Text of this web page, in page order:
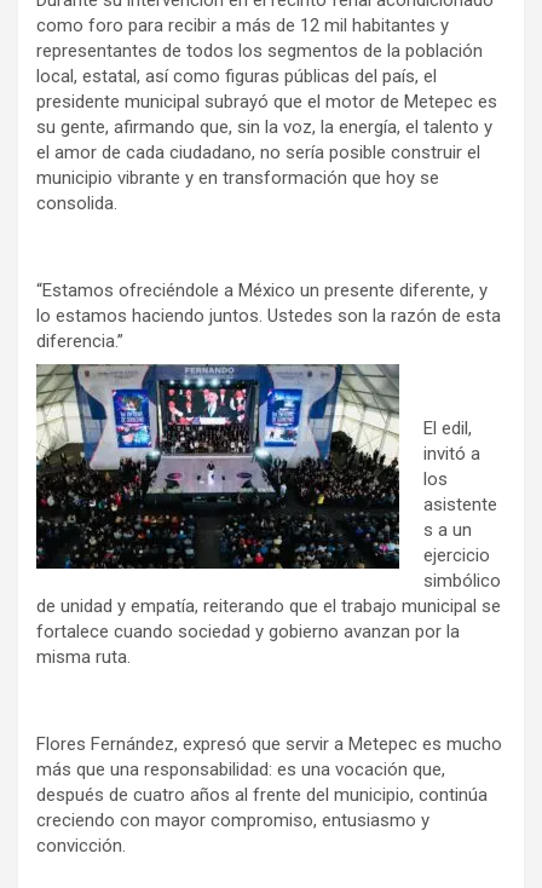
como foro para recibir a más de 12 mil habitantes y
representantes de todos los segmentos de la población
local, estatal, así como figuras públicas del país, el
presidente municipal subrayó que el motor de Metepec es
su gente, afirmando que, sin la voz, la energía, el talento y
el amor de cada ciudadano, no sería posible construir el
municipio vibrante y en transformación que hoy se
consolida.
“Estamos ofreciéndole a México un presente diferente, y
lo estamos haciendo juntos. Ustedes son la razón de esta
diferencia.”
El edil,
invitó a
los
asistente
s a un
ejercicio
simbólico
de unidad y empatía, reiterando que el trabajo municipal se
fortalece cuando sociedad y gobierno avanzan por la
misma ruta.
Flores Fernández, expresó que servir a Metepec es mucho
más que una responsabilidad: es una vocación que,
después de cuatro años al frente del municipio, continúa
creciendo con mayor compromiso, entusiasmo y
convicción.